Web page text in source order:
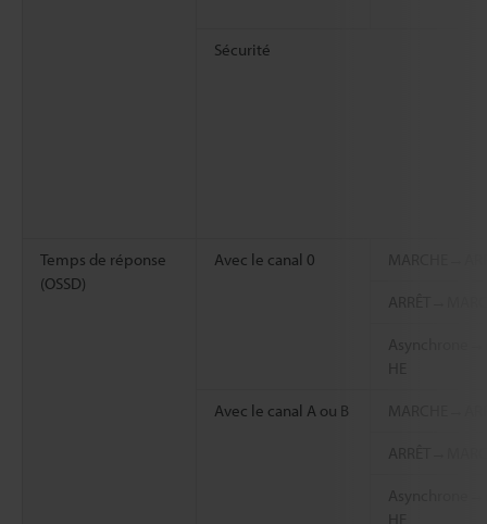
Sécurité
Temps de réponse
(OSSD)
Avec le canal 0
Avec le canal A ou B